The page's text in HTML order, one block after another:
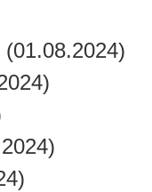
(01.08.2024)